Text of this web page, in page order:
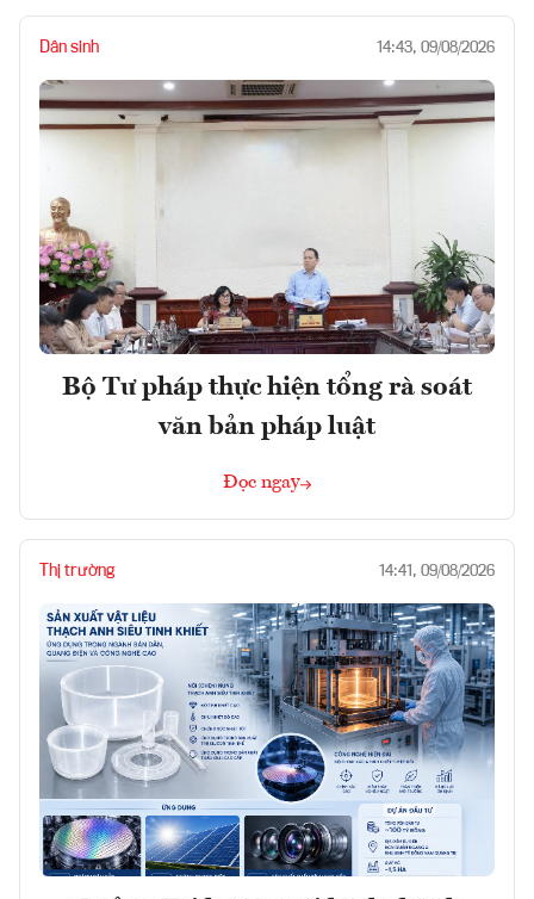
Dân sinh 14:43, 09/08/2026
Bộ Tư pháp thực hiện tổng rà soát
văn bản pháp luật
Đọc ngay
Thị trường 14:41, 09/08/2026